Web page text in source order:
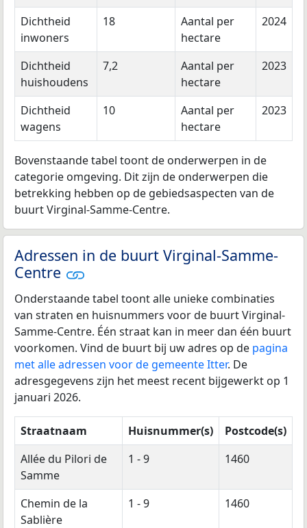
Dichtheid
inwoners
18
Aantal per
hectare
2024
Dichtheid
huishoudens
7,2
Aantal per
hectare
2023
Dichtheid
wagens
10
Aantal per
hectare
2023
Bovenstaande tabel toont de onderwerpen in de
categorie omgeving. Dit zijn de onderwerpen die
betrekking hebben op de gebiedsaspecten van de
buurt Virginal-Samme-Centre.
Adressen in de buurt Virginal-Samme-
Centre
Onderstaande tabel toont alle unieke combinaties
van straten en huisnummers voor de buurt Virginal-
Samme-Centre. Één straat kan in meer dan één buurt
voorkomen. Vind de buurt bij uw adres op de pagina
met alle adressen voor de gemeente Itter. De
adresgegevens zijn het meest recent bijgewerkt op 1
januari 2026.
Straatnaam Huisnummer(s)
Postcode(s)
Allée du Pilori de
Samme
1 - 9 1460
Chemin de la
Sablière
1 - 9 1460